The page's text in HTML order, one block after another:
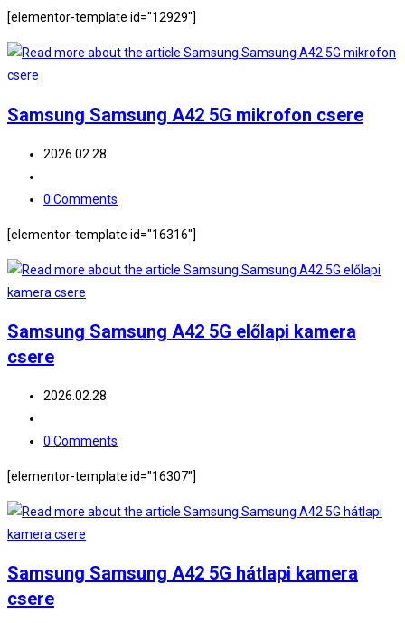
[elementor-template id="12929"]
Samsung Samsung A42 5G mikrofon csere
2026.02.28.
0 Comments
[elementor-template id="16316"]
Samsung Samsung A42 5G előlapi kamera
csere
2026.02.28.
0 Comments
[elementor-template id="16307"]
Samsung Samsung A42 5G hátlapi kamera
csere